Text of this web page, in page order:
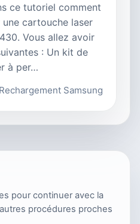
ce tutoriel comment
cartouche laser
Vous allez avoir
: Un kit de
à per…
Rechargement Samsung
pour continuer avec la
procédures proches